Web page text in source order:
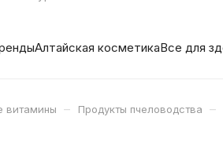
Алтайская косметикаВсе для
витамины – Продукты пчеловодства –